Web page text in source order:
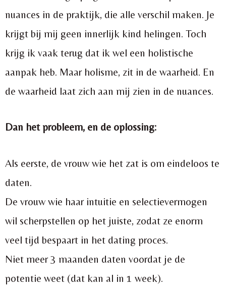
nuances in de praktijk, die alle verschil maken. Je
krijgt bij mij geen innerlijk kind helingen. Toch
krijg ik vaak terug dat ik wel een holistische
aanpak heb. Maar holisme, zit in de waarheid. En
de waarheid laat zich aan mij zien in de nuances.
Dan het probleem, en de oplossing:
Als eerste, de vrouw wie het zat is om eindeloos te
daten.
De vrouw wie haar intuitie en selectievermogen
wil scherpstellen op het juiste, zodat ze enorm
veel tijd bespaart in het dating proces.
Niet meer 3 maanden daten voordat je de
potentie weet (dat kan al in 1 week).